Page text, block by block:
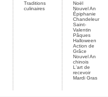
Traditions
culinaires
Noël
Nouvel An
Épiphanie
Chandeleur
Saint-
Valentin
Pâques
Halloween
Action de
Grâce
Nouvel An
chinois
L'art de
recevoir
Mardi Gras